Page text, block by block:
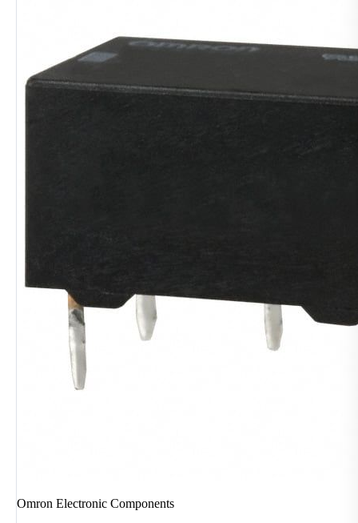
Omron Electronic Components